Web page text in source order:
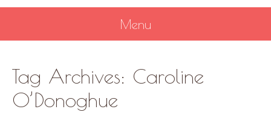
Menu
TO
CONTENT
Tag Archives: Caroline
O’Donoghue